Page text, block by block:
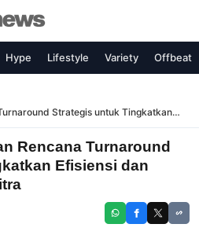
Hype Lifestyle Variety Offbeat
Strategis untuk Tingkatkan
Rencana Turnaround
Efisiensi dan